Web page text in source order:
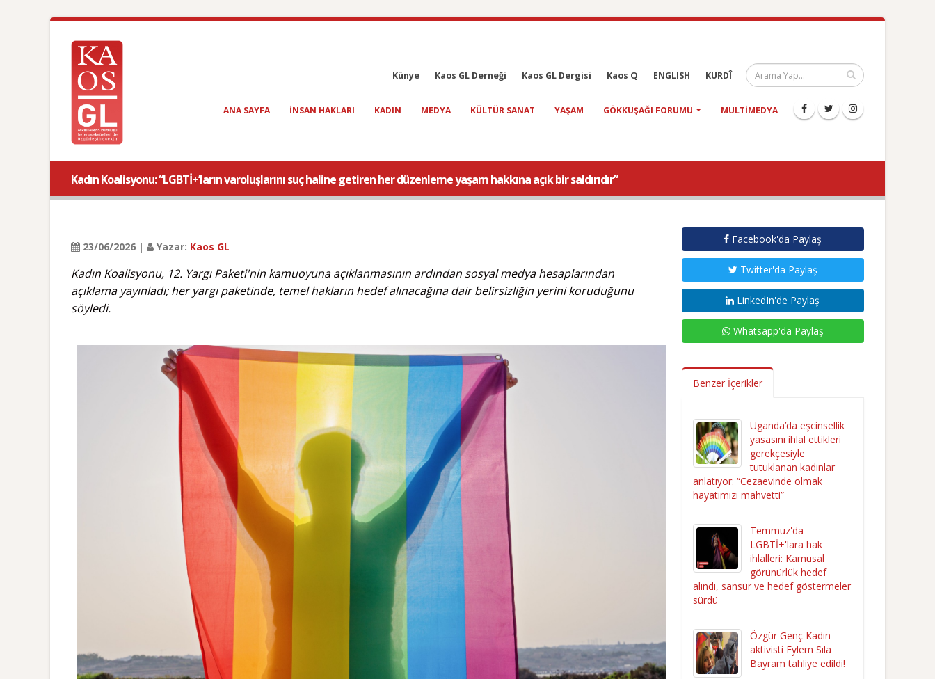
Künye Kaos GL Derneği Kaos GL Dergisi Kaos Q ENGLISH KURDÎ
ANA SAYFA INSAN HAKLARI KADIN MEDYA KÜLTÜR SANAT YAŞAM GÖKKUŞAĞI FORUMU MULTIMEDYA
Kadın Koalisyonu: “LGBTİ+’ların varoluşlarını suç haline getiren her düzenleme yaşam hakkına açık bir saldırıdır”
23/06/2026 | Yazar: Kaos GL
Kadın Koalisyonu, 12. Yargı Paketi'nin kamuoyuna açıklanmasının ardından sosyal medya hesaplarından
açıklama yayınladı; her yargı paketinde, temel hakların hedef alınacağına dair belirsizliğin yerini koruduğunu
söyledi.
Facebook'da Paylaş
Twitter'da Paylaş
LinkedIn'de Paylaş
Whatsapp'da Paylaş
Benzer İçerikler
Uganda’da eşcinsellik
yasasını ihlal ettikleri
gerekçesiyle
tutuklanan kadınlar
anlatıyor: “Cezaevinde olmak
hayatımızı mahvetti”
Temmuz'da
LGBTİ+'lara hak
ihlalleri: Kamusal
görünürlük hedef
alındı, sansür ve hedef göstermeler
sürdü
Özgür Genç Kadın
aktivisti Eylem Sıla
Bayram tahliye edildi!